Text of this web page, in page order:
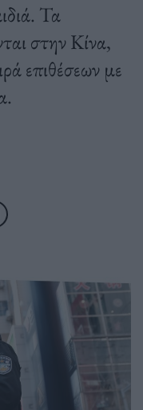
Τα
στην Κίνα,
επιθέσεων με